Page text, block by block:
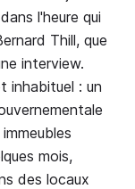
l'heure qui
Thill, que
interview.
inhabituel : un
mois,
des locaux